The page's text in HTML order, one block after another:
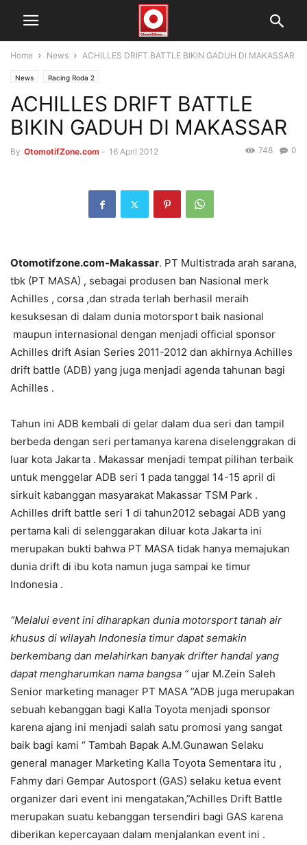
Home News ACHILLES DRIFT BATTLE BIKIN GADUH DI MAKASSAR
News Racing Roda 2
ACHILLES DRIFT BATTLE
BIKIN GADUH DI MAKASSAR
By OtomotifZone.com - 16 April 2012 0
748
Otomotifzone.com-Makassar. PT Multistrada arah sarana,
tbk (PT MASA) , sebagai produsen ban Nasional merk
Achilles , corsa ,dan strada terlah berhasil meraih
kesuksesan di dalam dunia motorsport baik nasional
maupun internasional dengan menjadi official sponsor
Achilles drift Asian Series 2011-2012 dan akhirnya Achilles
drift battle (ADB) yang juga menjadi agenda tahunan bagi
Achilles .
Tahun ini ADB kembali di gelar dalam dua seri dan tampil
berbeda dengan seri pertamanya karena diselenggrakan di
luar kota Jakarta . Makassar menjadi tempat pilihan terbaik
untuk menggelar ADB seri 1 pada tanggal 14-15 april di
sirkuit kabanggan masyarakat Makassar TSM Park .
Achilles drift battle seri 1 di tahun2012 sebagai ADB yang
pertama kali di selenggarakan diluar kota Jakarta ini
merupakan bukti bahwa PT MASA tidak hanya memajukan
dunia drift di ibu kota namun juga sampai ke timur
Indonesia .
“Melalui event ini diharapkan dunia motorsport tanah air
khusus di wilayah Indonesia timur dapat semakin
berkembang dan melahirkan banyak drifter handal yang
dapat mengharumkan nama bangsa “ujar M.Zein Saleh
Senior marketing manager PT MASA ”ADB juga merupakan
sebuah kebanggan bagi Kalla Toyota menjadi sponsor
karena ajang ini menjadi salah satu promosi yang sangat
baik bagi kami “ Tambah Bapak A.M.Gunawan Selaku
general manager Marketing Kalla Toyota Sementara itu ,
Fahmy dari Gempar Autosport (GAS) selaku ketua event
organizer dari event ini mengatakan,”Achilles Drift Battle
merupakan suatu kebanggan tersendiri bagi GAS karena
diberikan kepercayaan dalam menjalankan event ini .